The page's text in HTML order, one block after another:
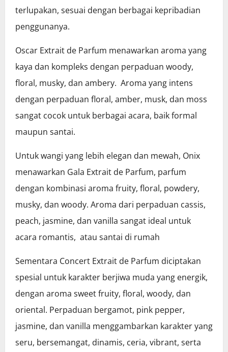
terlupakan, sesuai dengan berbagai kepribadian
penggunanya.
Oscar Extrait de Parfum menawarkan aroma yang
kaya dan kompleks dengan perpaduan woody,
floral, musky, dan ambery. Aroma yang intens
dengan perpaduan floral, amber, musk, dan moss
sangat cocok untuk berbagai acara, baik formal
maupun santai.
Untuk wangi yang lebih elegan dan mewah, Onix
menawarkan Gala Extrait de Parfum, parfum
dengan kombinasi aroma fruity, floral, powdery,
musky, dan woody. Aroma dari perpaduan cassis,
peach, jasmine, dan vanilla sangat ideal untuk
acara romantis, atau santai di rumah
Sementara Concert Extrait de Parfum diciptakan
spesial untuk karakter berjiwa muda yang energik,
dengan aroma sweet fruity, floral, woody, dan
oriental. Perpaduan bergamot, pink pepper,
jasmine, dan vanilla menggambarkan karakter yang
seru, bersemangat, dinamis, ceria, vibrant, serta